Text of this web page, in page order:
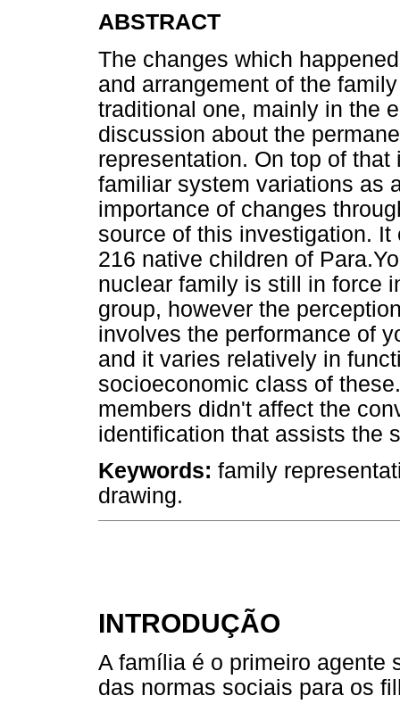
ABSTRACT
The changes which
and arrangement of the
traditional one, mainly in the
discussion about the
representation. On top of
familiar system variations as
importance of changes
source of this investigation.
216 native children of
nuclear family is still in force
group, however the
involves the performance of
and it varies relatively in
socioeconomic class of
members didn't affect the
identification that assists the
Keywords: family
drawing.
INTRODUÇÃO
A família é o primeiro agente
das normas sociais para os